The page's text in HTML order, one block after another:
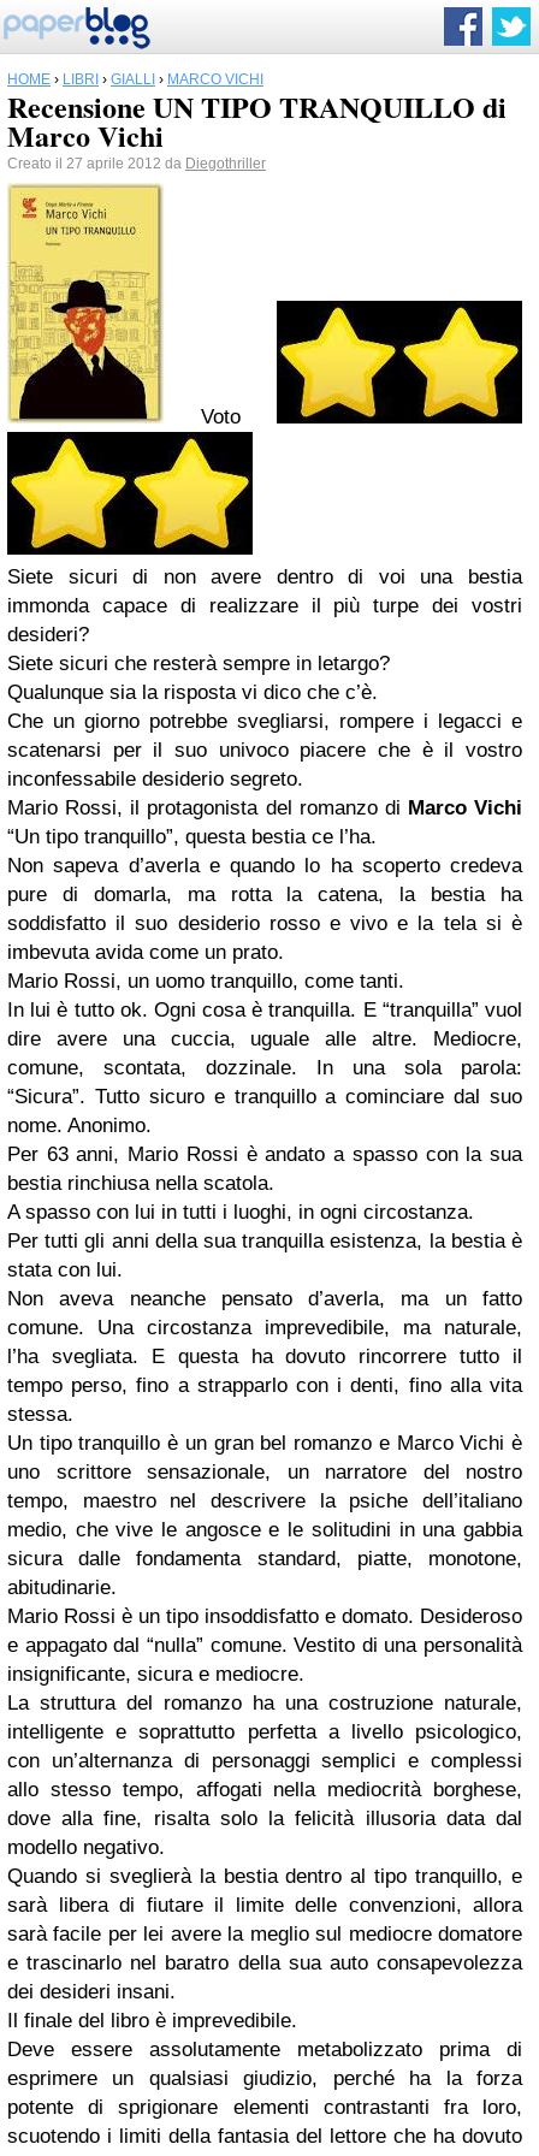
HOME › LIBRI › GIALLI › MARCO VICHI
Recensione UN TIPO TRANQUILLO di
Marco Vichi
Creato il 27 aprile 2012 da Diegothriller
Voto
Siete sicuri di non avere dentro di voi una bestia
immonda capace di realizzare il più turpe dei vostri
desideri?
Siete sicuri che resterà sempre in letargo?
Qualunque sia la risposta vi dico che c’è.
Che un giorno potrebbe svegliarsi, rompere i legacci e
scatenarsi per il suo univoco piacere che è il vostro
inconfessabile desiderio segreto.
Mario Rossi, il protagonista del romanzo di Marco Vichi
“Un tipo tranquillo”, questa bestia ce l’ha.
Non sapeva d’averla e quando lo ha scoperto credeva
pure di domarla, ma rotta la catena, la bestia ha
soddisfatto il suo desiderio rosso e vivo e la tela si è
imbevuta avida come un prato.
Mario Rossi, un uomo tranquillo, come tanti.
In lui è tutto ok. Ogni cosa è tranquilla. E “tranquilla” vuol
dire avere una cuccia, uguale alle altre. Mediocre,
comune, scontata, dozzinale. In una sola parola:
“Sicura”. Tutto sicuro e tranquillo a cominciare dal suo
nome. Anonimo.
Per 63 anni, Mario Rossi è andato a spasso con la sua
bestia rinchiusa nella scatola.
A spasso con lui in tutti i luoghi, in ogni circostanza.
Per tutti gli anni della sua tranquilla esistenza, la bestia è
stata con lui.
Non aveva neanche pensato d’averla, ma un fatto
comune. Una circostanza imprevedibile, ma naturale,
l’ha svegliata. E questa ha dovuto rincorrere tutto il
tempo perso, fino a strapparlo con i denti, fino alla vita
stessa.
Un tipo tranquillo è un gran bel romanzo e Marco Vichi è
uno scrittore sensazionale, un narratore del nostro
tempo, maestro nel descrivere la psiche dell’italiano
medio, che vive le angosce e le solitudini in una gabbia
sicura dalle fondamenta standard, piatte, monotone,
abitudinarie.
Mario Rossi è un tipo insoddisfatto e domato. Desideroso
e appagato dal “nulla” comune. Vestito di una personalità
insignificante, sicura e mediocre.
La struttura del romanzo ha una costruzione naturale,
intelligente e soprattutto perfetta a livello psicologico,
con un’alternanza di personaggi semplici e complessi
allo stesso tempo, affogati nella mediocrità borghese,
dove alla fine, risalta solo la felicità illusoria data dal
modello negativo.
Quando si sveglierà la bestia dentro al tipo tranquillo, e
sarà libera di fiutare il limite delle convenzioni, allora
sarà facile per lei avere la meglio sul mediocre domatore
e trascinarlo nel baratro della sua auto consapevolezza
dei desideri insani.
Il finale del libro è imprevedibile.
Deve essere assolutamente metabolizzato prima di
esprimere un qualsiasi giudizio, perché ha la forza
potente di sprigionare elementi contrastanti fra loro,
scuotendo i limiti della fantasia del lettore che ha dovuto